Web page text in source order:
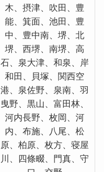
木、摂津、吹田、豊
能、箕面、池田、豊
中、豊中南、堺、北
堺、西堺、南堺、高
石、泉大津、和泉、岸
和田、貝塚、関西空
港、泉佐野、泉南、羽
曳野、黒山、富田林、
河内長野、枚岡、河
内、布施、八尾、松
原、柏原、枚方、寝屋
川、四條畷、門真、守